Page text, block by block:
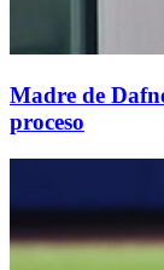
Madre de
proceso